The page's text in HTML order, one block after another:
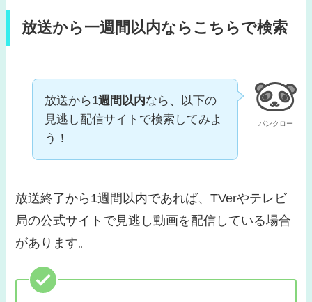
放送から一週間以内ならこちらで検索
パンクロー
放送から1週間以内なら、以下の
見逃し配信サイトで検索してみよ
う！
放送終了から1週間以内であれば、TVerやテレビ
局の公式サイトで見逃し動画を配信している場合
があります。